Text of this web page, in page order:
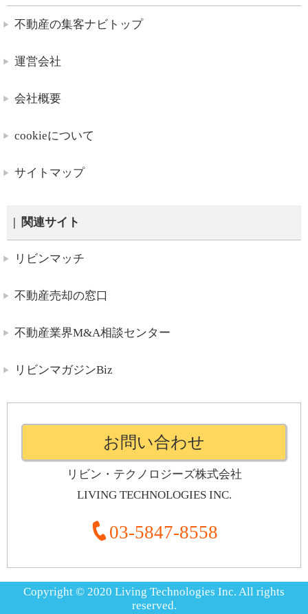
不動産の集客ナビトップ
運営会社
会社概要
cookieについて
サイトマップ
関連サイト
リビンマッチ
不動産売却の窓口
不動産業界M&A相談センター
リビンマガジンBiz
お問い合わせ
リビン・テクノロジーズ株式会社
LIVING TECHNOLOGIES INC.
03-5847-8558
Copyright © 2020 Living Technologies Inc. All rights
reserved.